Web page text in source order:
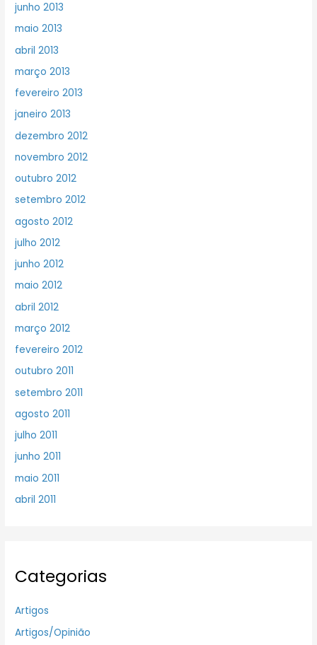
junho 2013
maio 2013
abril 2013
março 2013
fevereiro 2013
janeiro 2013
dezembro 2012
novembro 2012
outubro 2012
setembro 2012
agosto 2012
julho 2012
junho 2012
maio 2012
abril 2012
março 2012
fevereiro 2012
outubro 2011
setembro 2011
agosto 2011
julho 2011
junho 2011
maio 2011
abril 2011
Categorias
Artigos
Artigos/Opinião